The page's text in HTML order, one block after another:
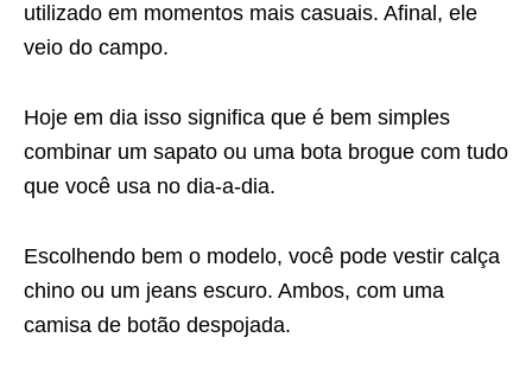
utilizado em momentos mais casuais. Afinal, ele
veio do campo.
Hoje em dia isso significa que é bem simples
combinar um sapato ou uma bota brogue com tudo
que você usa no dia-a-dia.
Escolhendo bem o modelo, você pode vestir calça
chino ou um jeans escuro. Ambos, com uma
camisa de botão despojada.